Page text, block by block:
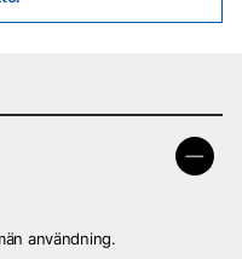
användning.